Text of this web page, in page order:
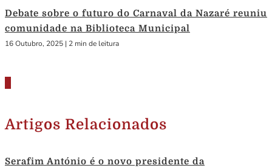
Debate sobre o futuro do Carnaval da Nazaré reuniu
comunidade na Biblioteca Municipal
16 Outubro, 2025 | 2 min de leitura
Artigos Relacionados
Serafim António é o novo presidente da